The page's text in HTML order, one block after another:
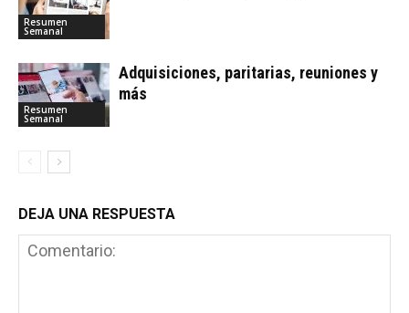
Resumen
Semanal
Resumen
Semanal
Adquisiciones, paritarias, reuniones y
más
DEJA UNA RESPUESTA